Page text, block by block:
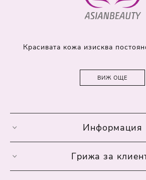
Красивата кожа изисква
ВИЖ ОЩЕ
Информация
Грижа за